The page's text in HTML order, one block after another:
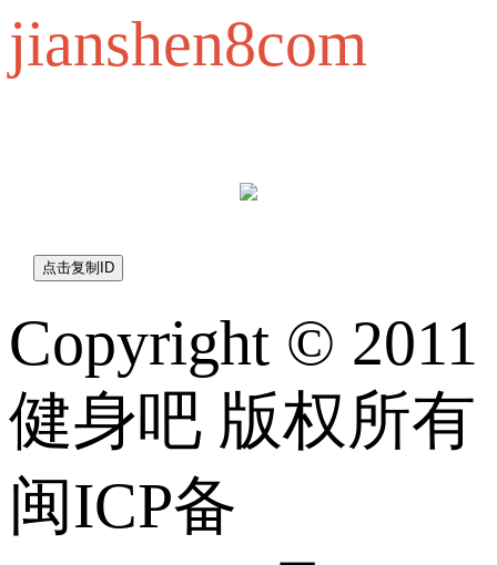
jianshen8com
Copyright © 2011
健身吧 版权所有
闽ICP备